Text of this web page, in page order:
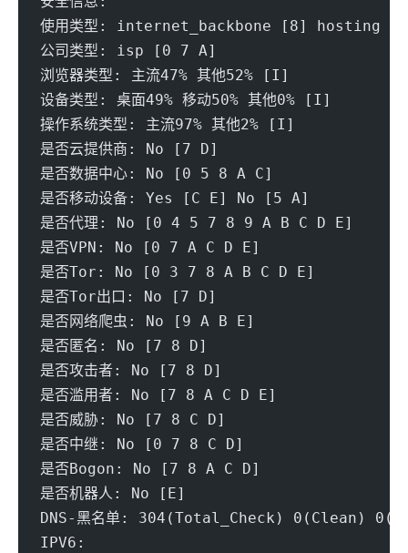
使用类型: internet_backbone [8]
公司类型: isp [0 7 A]
浏览器类型: 主流47% 其他52% [I]
设备类型: 桌面49% 移动50% 其他0% [I]
操作系统类型: 主流97% 其他2% [I]
是否云提供商: No [7 D]
是否数据中心: No [0 5 8 A C]
是否移动设备: Yes [C E] No [5 A]
是否代理: No [0 4 5 7 8 9 A B C D E]
是否VPN: No [0 7 A C D E]
是否Tor: No [0 3 7 8 A B C D E]
是否Tor出口: No [7 D]
是否网络爬虫: No [9 A B E]
是否匿名: No [7 8 D]
是否攻击者: No [7 8 D]
是否滥用者: No [7 8 A C D E]
是否威胁: No [7 8 C D]
是否中继: No [0 7 8 C D]
是否Bogon: No [7 8 A C D]
是否机器人: No [E]
DNS-黑名单: 304(Total_Check) 0(Clean)
IPV6: